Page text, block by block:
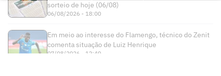
sorteio de hoje (06/08)
06/08/2026 - 18:00
Em meio ao interesse do Flamengo, técnico do Zenit
comenta situação de Luiz Henrique
07/08/2026 - 12:40